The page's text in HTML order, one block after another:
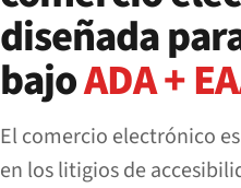
diseñada
bajoADA +
El comercio electrónico
en los litigios de